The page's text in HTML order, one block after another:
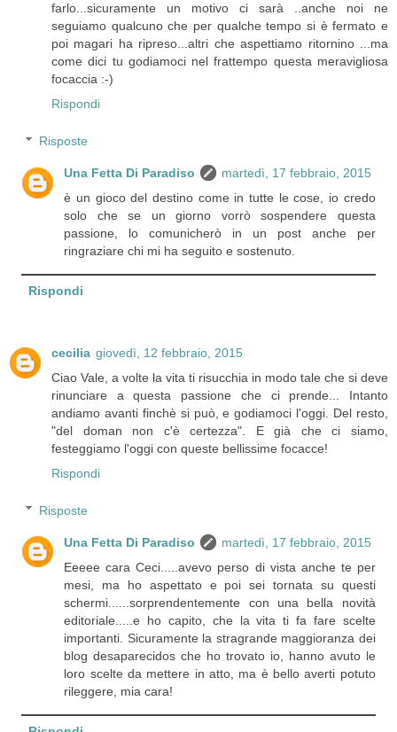
farlo...sicuramente un motivo ci sarà ..anche noi ne
seguiamo qualcuno che per qualche tempo si è fermato e
poi magari ha ripreso...altri che aspettiamo ritornino ...ma
come dici tu godiamoci nel frattempo questa meravigliosa
focaccia :-)
Rispondi
Risposte
Una Fetta Di Paradiso
martedì, 17 febbraio, 2015
è un gioco del destino come in tutte le cose, io credo
solo che se un giorno vorrò sospendere questa
passione, lo comunicherò in un post anche per
ringraziare chi mi ha seguito e sostenuto.
Rispondi
cecilia giovedì, 12 febbraio, 2015
Ciao Vale, a volte la vita ti risucchia in modo tale che si deve
rinunciare a questa passione che ci prende... Intanto
andiamo avanti finchè si può, e godiamoci l'oggi. Del resto,
"del doman non c'è certezza". E già che ci siamo,
festeggiamo l'oggi con queste bellissime focacce!
Rispondi
Risposte
Una Fetta Di Paradiso
martedì, 17 febbraio, 2015
Eeeee cara Ceci.....avevo perso di vista anche te per
mesi, ma ho aspettato e poi sei tornata su questi
schermi......sorprendentemente con una bella novità
editoriale.....e ho capito, che la vita ti fa fare scelte
importanti. Sicuramente la stragrande maggioranza dei
blog desaparecidos che ho trovato io, hanno avuto le
loro scelte da mettere in atto, ma è bello averti potuto
rileggere, mia cara!